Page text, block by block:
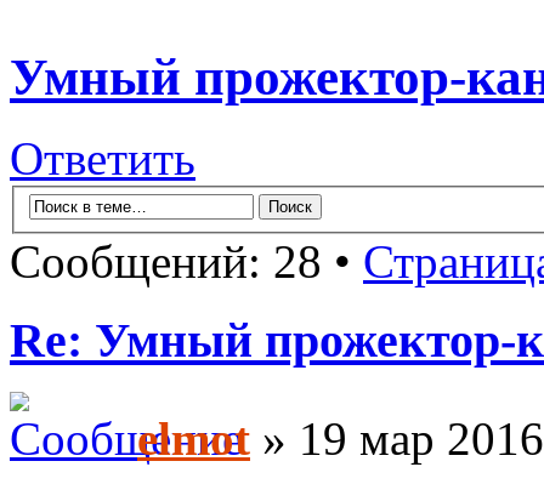
Умный прожектор-
Ответить
Сообщений: 28 •
Re: Умный прожектор-
elmot » 19 мар